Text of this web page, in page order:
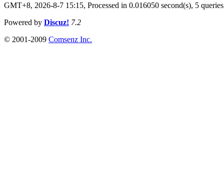
GMT+8, 2026-8-7 15:15, Processed in 0.016050 second(s), 5 queries
Powered by Discuz! 7.2
© 2001-2009 Comsenz Inc.